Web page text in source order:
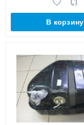
В корзину